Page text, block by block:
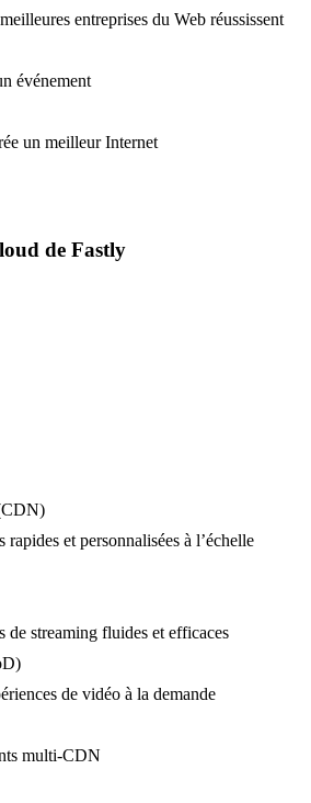
entreprises du Web réussissent
événement
un meilleur Internet
de Fastly
rapides et personnalisées à l’échelle
de streaming fluides et efficaces
de vidéo à la demande
multi-CDN